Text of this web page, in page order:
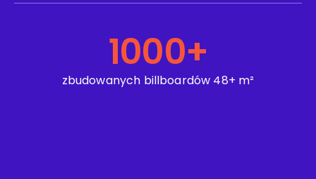
zbudowanych billboardów 48+ m²
1000+